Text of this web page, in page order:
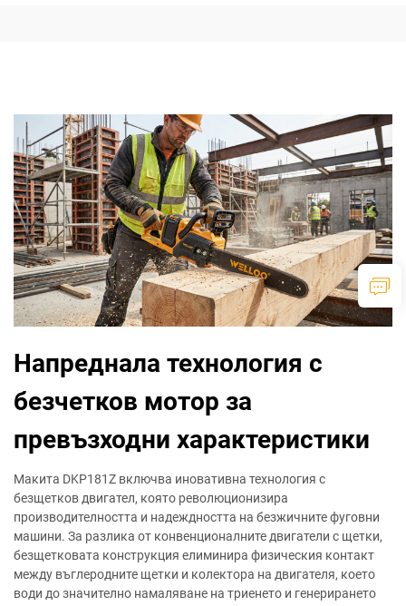
Напреднала технология с
безчетков мотор за
превъзходни характеристики
Макита DKP181Z включва иновативна технология с
безщетков двигател, която революционизира
производителността и надеждността на безжичните фуговни
машини. За разлика от конвенционалните двигатели с щетки,
безщетковата конструкция елиминира физическия контакт
между въглеродните щетки и колектора на двигателя, което
води до значително намаляване на триенето и генерирането